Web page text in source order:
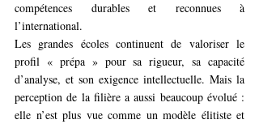
compétences durables et reconnues à
l’international.
Les grandes écoles continuent de valoriser le
profil « prépa » pour sa rigueur, sa capacité
d’analyse, et son exigence intellectuelle. Mais la
perception de la filière a aussi beaucoup évolué :
elle n’est plus vue comme un modèle élitiste et